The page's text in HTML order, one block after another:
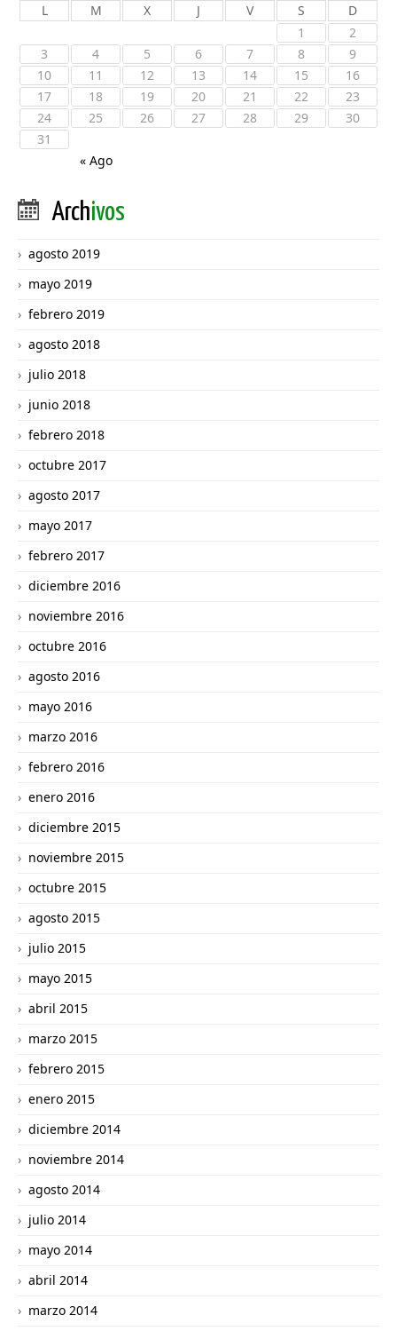
L M X J V S D
« Ago
1
2
3
4 5 6 7 8
9
10
11 12 13 14 15
16
17
18 19 20 21 22
23
24
25 26 27 28 29
30
31
Archivos
agosto 2019
mayo 2019
febrero 2019
agosto 2018
julio 2018
junio 2018
febrero 2018
octubre 2017
agosto 2017
mayo 2017
febrero 2017
diciembre 2016
noviembre 2016
octubre 2016
agosto 2016
mayo 2016
marzo 2016
febrero 2016
enero 2016
diciembre 2015
noviembre 2015
octubre 2015
agosto 2015
julio 2015
mayo 2015
abril 2015
marzo 2015
febrero 2015
enero 2015
diciembre 2014
noviembre 2014
agosto 2014
julio 2014
mayo 2014
abril 2014
marzo 2014